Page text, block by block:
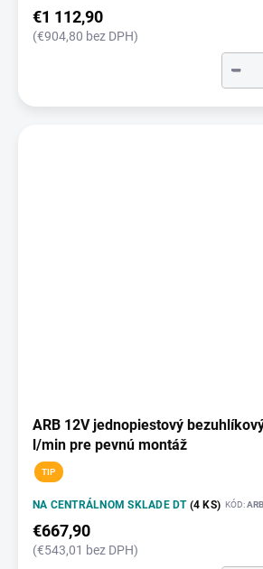
€1 112,90
(€904,80 bez DPH)
−
ARB 12V jednopiestový
l/min pre pevnú montáž
TIP
NA CENTRÁLNOM SKLADE DT (4 KS) KÓD:
€667,90
(€543,01 bez DPH)